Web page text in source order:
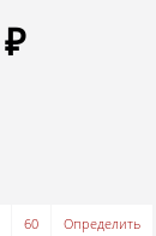
₽
60 Определить